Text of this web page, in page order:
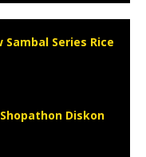
Sambal Series Rice
Diskon